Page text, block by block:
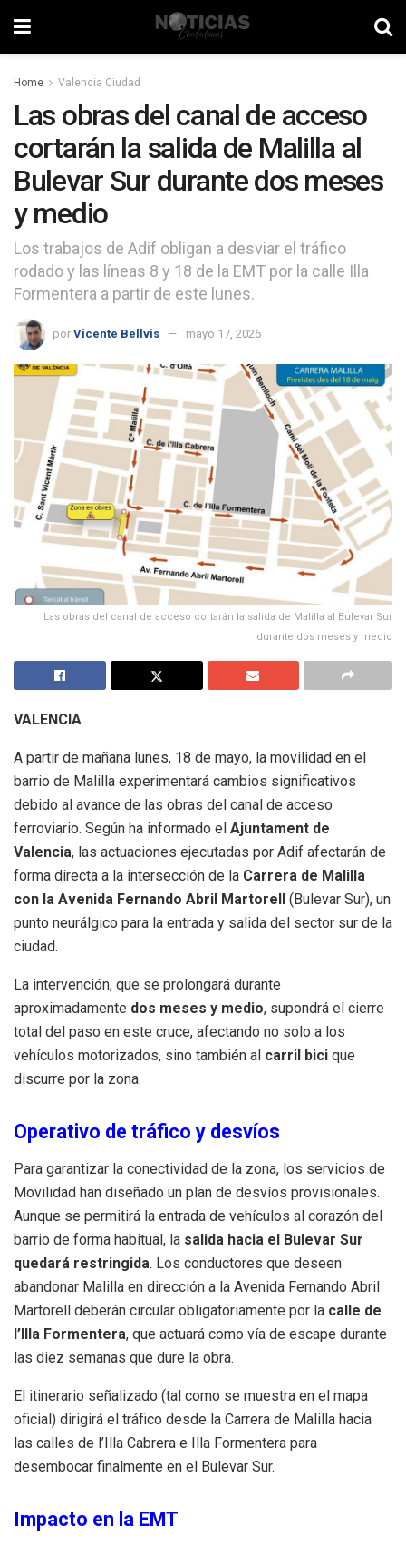
Home Valencia Ciudad
Las obras del canal de acceso
cortarán la salida de Malilla al
Bulevar Sur durante dos meses
y medio
Los trabajos de Adif obligan a desviar el tráfico
rodado y las líneas 8 y 18 de la EMT por la calle Illa
Formentera a partir de este lunes.
por Vicente Bellvis mayo 17, 2026
Las obras del canal de acceso cortarán la salida de Malilla al Bulevar Sur
durante dos meses y medio
VALENCIA
A partir de mañana lunes, 18 de mayo, la movilidad en el
barrio de Malilla experimentará cambios significativos
debido al avance de las obras del canal de acceso
ferroviario. Según ha informado el Ajuntament de
Valencia, las actuaciones ejecutadas por Adif afectarán de
forma directa a la intersección de la Carrera de Malilla
con la Avenida Fernando Abril Martorell (Bulevar Sur), un
punto neurálgico para la entrada y salida del sector sur de la
ciudad.
La intervención, que se prolongará durante
aproximadamente dos meses y medio, supondrá el cierre
total del paso en este cruce, afectando no solo a los
vehículos motorizados, sino también al carril bici que
discurre por la zona.
Operativo de tráfico y desvíos
Para garantizar la conectividad de la zona, los servicios de
Movilidad han diseñado un plan de desvíos provisionales.
Aunque se permitirá la entrada de vehículos al corazón del
barrio de forma habitual, la salida hacia el Bulevar Sur
quedará restringida. Los conductores que deseen
abandonar Malilla en dirección a la Avenida Fernando Abril
Martorell deberán circular obligatoriamente por la calle de
l’Illa Formentera, que actuará como vía de escape durante
las diez semanas que dure la obra.
El itinerario señalizado (tal como se muestra en el mapa
oficial) dirigirá el tráfico desde la Carrera de Malilla hacia
las calles de l’Illa Cabrera e Illa Formentera para
desembocar finalmente en el Bulevar Sur.
Impacto en la EMT